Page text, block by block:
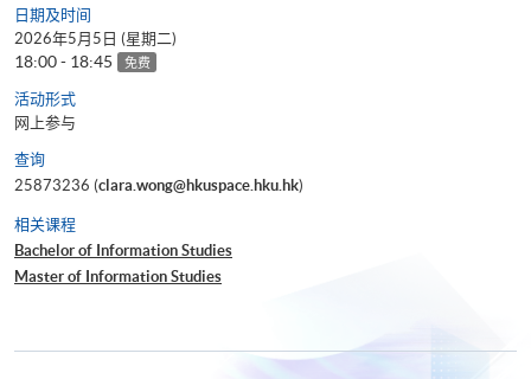
日期及时间
2026年5月5日 (星期二)
18:00 - 18:45 免费
活动形式
网上参与
查询
25873236 (clara.wong@hkuspace.hku.hk)
相关课程
Bachelor of Information Studies
Master of Information Studies